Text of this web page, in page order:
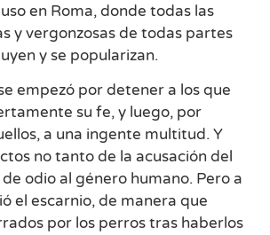
en Roma, donde todas las
y vergonzosas de todas partes
y se popularizan.
empezó por detener a los que
su fe, y luego, por
a una ingente multitud. Y
no tanto de la acusación del
odio al género humano. Pero a
el escarnio, de manera que
por los perros tras haberlos